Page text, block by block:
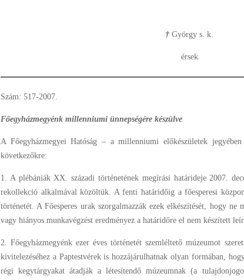
†György s. k.
érsek
Szám: 517-2007.
Főegyházmegyénk millenniumi ünnepségére készülve
A Főegyházmegyei Hatóság – a millenniumi előkészületek
következőkre:
1. A plébániák XX. századi történetének megírási határideje 2007.
rekollekció alkalmával közöltük. A fenti határidőig a főesperesi
történetét. A Főesperes urak szorgalmazzák ezek elkészítését, hogy ne
vagy hiányos munkavégzést eredményez a határidőre el nem készített
2. Főegyházmegyénk ezer éves történetét szemléltető múzeumot
kivitelezéséhez a Paptestvérek is hozzájárulhatnak olyan formában,
régi kegytárgyakat átadják a létesítendő múzeumnak (a